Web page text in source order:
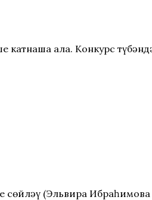
катнаша ала. Конкурс
сөйләү (Эльвира